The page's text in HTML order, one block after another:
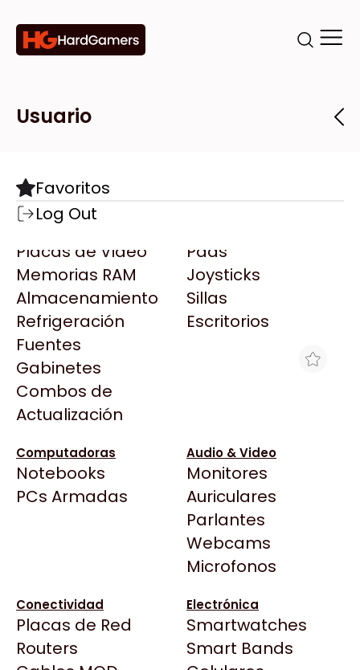
Categorías
Componentes
Motherboards
Microprocesadores
Placas de Video
Memorias RAM
Almacenamiento
Refrigeración
Fuentes
Gabinetes
Combos de
Actualización
Pads
Joysticks
Sillas
Escritorios
Computadoras
Notebooks
PCs Armadas
Audio & Video
Monitores
Auriculares
Parlantes
Webcams
Microfonos
Conectividad
Placas de Red
Routers
Electrónica
Smartwatches
Smart Bands
Marcas
Todas las Marcas
AMD
AULA
Acer
Adata
AeroCool
Antec
Arkham
Asrock
BenQ
CX
Cooler Master
Deepcool
Dell
EVGA
Tiendas
Destacadas
Todas las Tiendas
Click Gaming
Compufan Store
Dinobyte
Usuario
Favoritos
Log Out
HT ACCESORIO UNION P/20 X 10MM
MARF BOLSA X 25U
$1.779
Ver producto en la página de Max Tecno